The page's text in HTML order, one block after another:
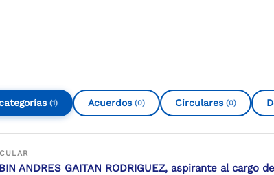
(1) Acuerdos (0) Circulares (0)
ANDRES GAITAN RODRIGUEZ, aspirante al cargo